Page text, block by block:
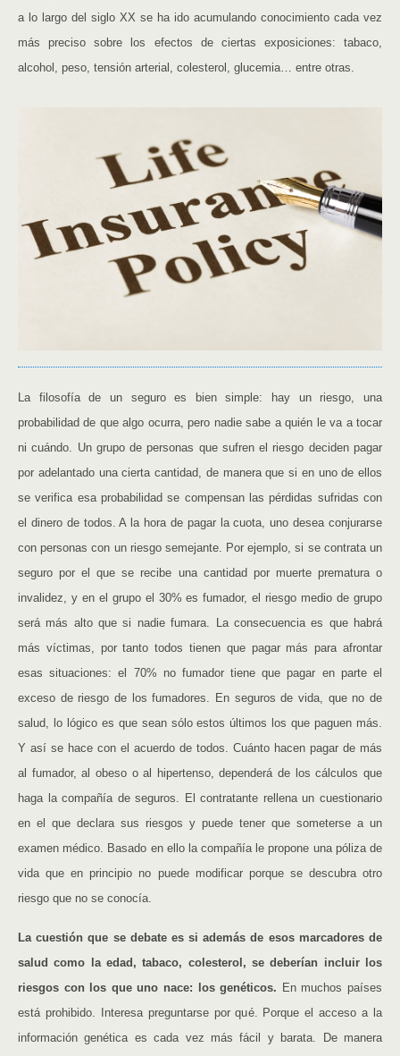
a lo largo del siglo XX se ha ido acumulando conocimiento cada vez
más preciso sobre los efectos de ciertas exposiciones: tabaco,
alcohol, peso, tensión arterial, colesterol, glucemia… entre otras.
La filosofía de un seguro es bien simple: hay un riesgo, una
probabilidad de que algo ocurra, pero nadie sabe a quién le va a tocar
ni cuándo. Un grupo de personas que sufren el riesgo deciden pagar
por adelantado una cierta cantidad, de manera que si en uno de ellos
se verifica esa probabilidad se compensan las pérdidas sufridas con
el dinero de todos. A la hora de pagar la cuota, uno desea conjurarse
con personas con un riesgo semejante. Por ejemplo, si se contrata un
seguro por el que se recibe una cantidad por muerte prematura o
invalidez, y en el grupo el 30% es fumador, el riesgo medio de grupo
será más alto que si nadie fumara. La consecuencia es que habrá
más víctimas, por tanto todos tienen que pagar más para afrontar
esas situaciones: el 70% no fumador tiene que pagar en parte el
exceso de riesgo de los fumadores. En seguros de vida, que no de
salud, lo lógico es que sean sólo estos últimos los que paguen más.
Y así se hace con el acuerdo de todos. Cuánto hacen pagar de más
al fumador, al obeso o al hipertenso, dependerá de los cálculos que
haga la compañía de seguros. El contratante rellena un cuestionario
en el que declara sus riesgos y puede tener que someterse a un
examen médico. Basado en ello la compañía le propone una póliza de
vida que en principio no puede modificar porque se descubra otro
riesgo que no se conocía.
La cuestión que se debate es si además de esos marcadores de
salud como la edad, tabaco, colesterol, se deberían incluir los
riesgos con los que uno nace: los genéticos. En muchos países
está prohibido. Interesa preguntarse por qué. Porque el acceso a la
información genética es cada vez más fácil y barata. De manera